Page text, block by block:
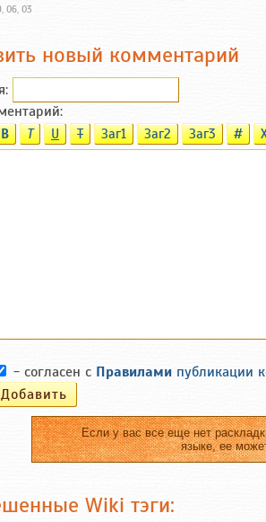
06, 03
новый комментарий
B T U T Заг1 Заг2 Заг3 #
- согласен с Правилами публикации
Если у вас все еще нет
языке, ее
Wiki тэги: